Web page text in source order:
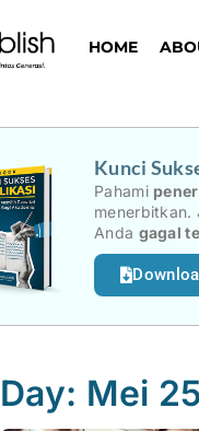
HOME
Kunci
Pahami
menerbitkan.
Anda gagal
Day: Mei